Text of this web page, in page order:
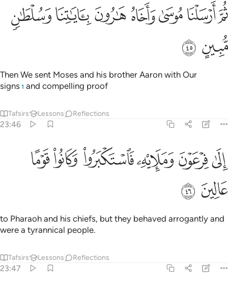
ثم ارسلنا موسى واخاه هارون باياتنا وسلطان مبين ٤٥
ثُمَّ أَرْسَلْنَا مُوسَىٰ وَأَخَاهُ هَـٰرُونَ بِـَٔايَـٰتِنَا وَسُلْطَـٰنٍۢ مُّبِينٍ ٤٥
ﱠﱡﱢﱣﱤﱥﱦ
ﱧ ﱨ
Then We sent Moses and his brother Aaron with Our
signs 1 and compelling proof
Tafsirs Lessons Reflections
23:46
الى فرعون ومليه فاستكبروا وكانوا قوما عالين ٤٦
إِلَىٰ فِرْعَوْنَ وَمَلَإِي۟هِۦ فَٱسْتَكْبَرُوا۟ وَكَانُوا۟ قَوْمًا عَالِينَ ٤٦
ﱩﱪﱫﱬﱭﱮ
ﱯ ﱰ
to Pharaoh and his chiefs, but they behaved arrogantly and
were a tyrannical people.
Tafsirs Lessons Reflections
23:47